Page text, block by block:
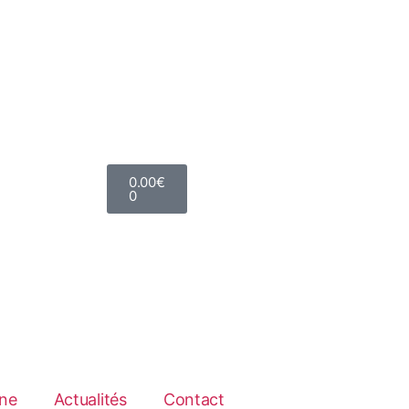
0.00€
0
Actualités Contact